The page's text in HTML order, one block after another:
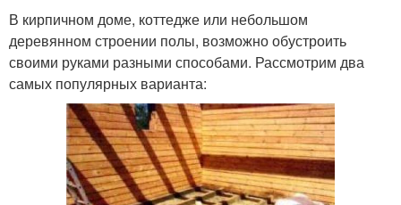
В кирпичном доме, коттедже или небольшом
деревянном строении полы, возможно обустроить
своими руками разными способами. Рассмотрим два
самых популярных варианта: